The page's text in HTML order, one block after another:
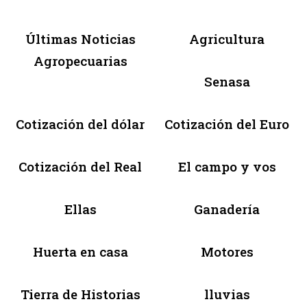
Últimas Noticias
Agropecuarias
Agricultura
Senasa
Cotización del dólar Cotización del Euro
Cotización del Real El campo y vos
Ellas Ganadería
Huerta en casa Motores
Tierra de Historias lluvias